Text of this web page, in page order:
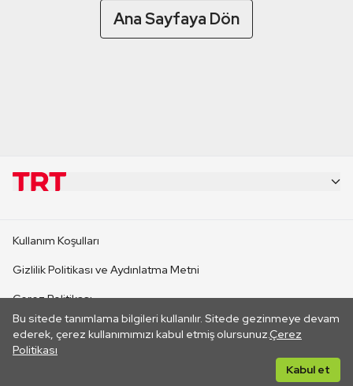
Ana Sayfaya Dön
Bu sitede tanımlama bilgileri kullanılır. Sitede gezinmeye devam
ederek, çerez kullanımımızı kabul etmiş olursunuz.Çerez
Politikası
Kabul et
CANLI YAYINLAR
Kullanım Koşulları
Gizlilik Politikası ve Aydınlatma Metni
Çerez Politikası
İletişim
Her hakkı saklıdır. ©2026 TRT. Bağlantı yoluyla gidilen dış